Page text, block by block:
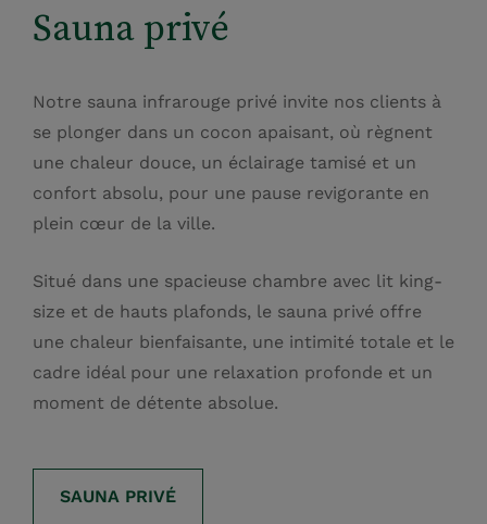
Sauna privé
Notre sauna infrarouge privé invite nos clients à
se plonger dans un cocon apaisant, où règnent
une chaleur douce, un éclairage tamisé et un
confort absolu, pour une pause revigorante en
plein cœur de la ville.
Situé dans une spacieuse chambre avec lit king-
size et de hauts plafonds, le sauna privé offre
une chaleur bienfaisante, une intimité totale et le
cadre idéal pour une relaxation profonde et un
moment de détente absolue.
SAUNA PRIVÉ